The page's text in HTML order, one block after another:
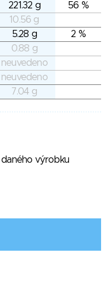
221.32 g
56 %
10.56 g
5.28 g
2 %
0.88 g
neuvedeno
neuvedeno
7.04 g
výrobku